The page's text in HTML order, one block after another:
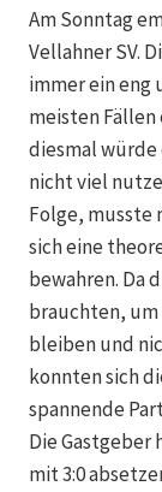
Am Sonntag
Vellahner SV.
immer ein eng
meisten Fällen
diesmal würde
nicht viel
Folge, musste
sich eine
bewahren. Da
brauchten,
bleiben und
konnten sich
spannende
Die
mit 3:0